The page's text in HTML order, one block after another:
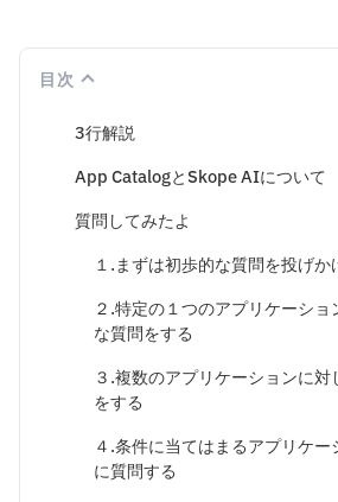
目次
3行解説
App CatalogとSkope AIについて
質問してみたよ
１.まずは初歩的な質問を投げか
２.特定の１つのアプリケーシ
な質問をする
３.複数のアプリケーションに
をする
４.条件に当てはまるアプリケ
に質問する